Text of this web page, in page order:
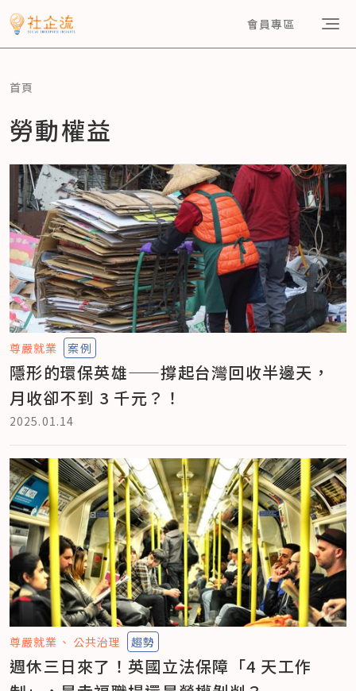
會員專區
首頁
勞動權益
尊嚴就業 案例
隱形的環保英雄——撐起台灣回收半邊天，
月收卻不到 3 千元？！
2025.01.14
尊嚴就業 公共治理 趨勢
週休三日來了！英國立法保障「4 天工作